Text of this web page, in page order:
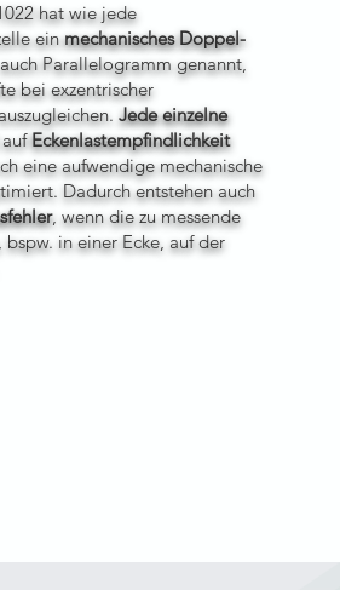
hat wie jede
einmechanisches Doppel-
Parallelogramm genannt,
bei exzentrischer
Jede einzelne
Eckenlastempfindlichkeit
eine aufwendige mechanische
Dadurch entstehen auch
, wenn die zu messende
bspw. in einer Ecke, auf der